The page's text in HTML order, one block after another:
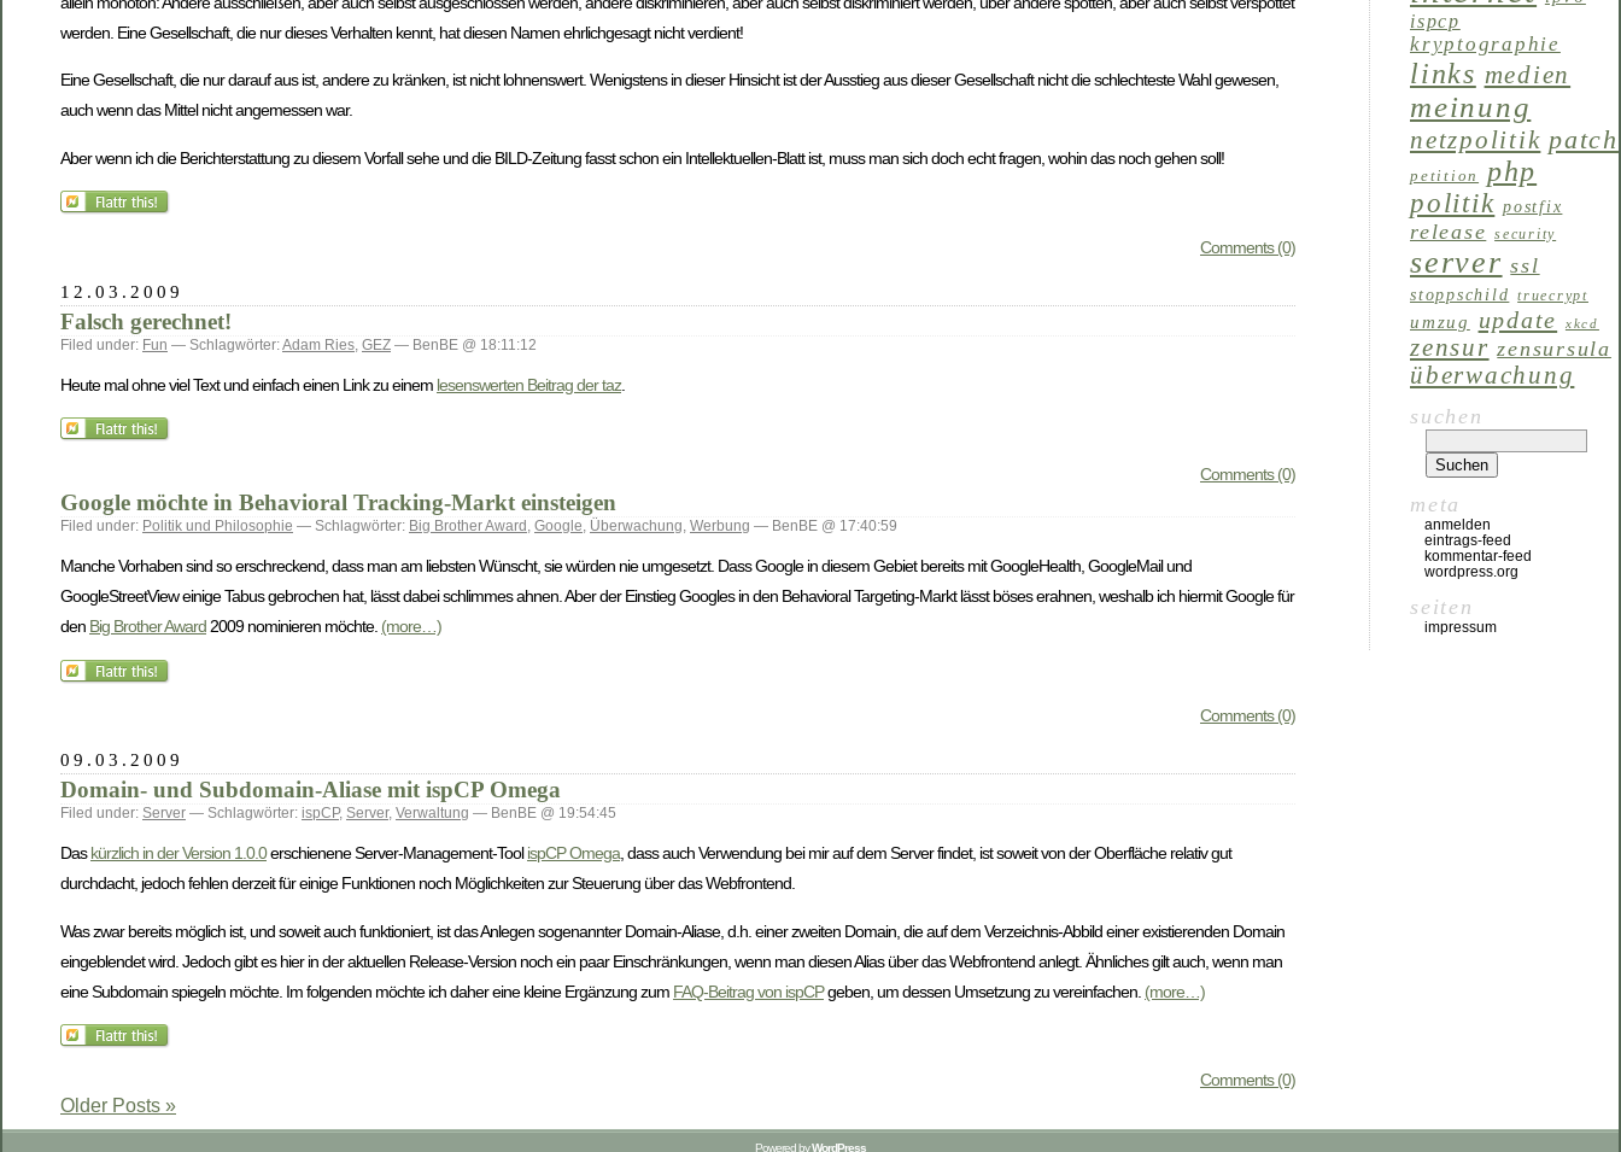
werden. Eine Gesellschaft, die nur dieses Verhalten kennt, hat diesen Namen ehrlichgesagt nicht verdient!
Eine Gesellschaft, die nur darauf aus ist, andere zu kränken, ist nicht lohnenswert. Wenigstens in dieser Hinsicht ist der Ausstieg aus dieser Gesellschaft nicht die schlechteste Wahl gewesen,
auch wenn das Mittel nicht angemessen war.
Aber wenn ich die Berichterstattung zu diesem Vorfall sehe und die BILD-Zeitung fasst schon ein Intellektuellen-Blatt ist, muss man sich doch echt fragen, wohin das noch gehen soll!
Comments (0)
12.03.2009
Falsch gerechnet!
Filed under: Fun — Schlagwörter:Adam Ries GEZ — BenBE @ 18:11:12
Heute mal ohne viel Text und einfach einen Link zu einem lesenswerten Beitrag der taz.
Comments (0)
Google möchte in Behavioral Tracking-Markt einsteigen
Filed under: Politik und Philosophie — Schlagwörter: Big Brother Award Google Überwachung Werbung — BenBE @ 17:40:59
Manche Vorhaben sind so erschreckend, dass man am liebsten Wünscht, sie würden nie umgesetzt. Dass Google in diesem Gebiet bereits mit GoogleHealth, GoogleMail und
GoogleStreetView einige Tabus gebrochen hat, lässt dabei schlimmes ahnen. Aber der Einstieg Googles in den Behavioral Targeting-Markt lässt böses erahnen, weshalb ich hiermit Google für
den Big Brother Award 2009 nominieren möchte. (more…)
Comments (0)
09.03.2009
Domain- und Subdomain-Aliase mit ispCP Omega
Filed under: Server — Schlagwörter: ispCP, Server, Verwaltung — BenBE @ 19:54:45
Daskürzlich in der Version 1.0.0erschienene Server-Management-ToolispCP Omega, dass auch Verwendung bei mir auf dem Server findet, ist soweit von der Oberfläche relativ gut
durchdacht, jedoch fehlen derzeit für einige Funktionen noch Möglichkeiten zur Steuerung über das Webfrontend.
Was zwar bereits möglich ist, und soweit auch funktioniert, ist das Anlegen sogenannter Domain-Aliase, d.h. einer zweiten Domain, die auf dem Verzeichnis-Abbild einer existierenden Domain
eingeblendet wird. Jedoch gibt es hier in der aktuellen Release-Version noch ein paar Einschränkungen, wenn man diesen Alias über das Webfrontend anlegt. Ähnliches gilt auch, wenn man
eine Subdomain spiegeln möchte. Im folgenden möchte ich daher eine kleine Ergänzung zum FAQ-Beitrag von ispCPgeben, um dessen Umsetzung zu vereinfachen. (more…)
Comments (0)
Older Posts »
ispcp
kryptographie
links medien
meinung
netzpolitik patch
petition php
politik postfix
release security
server ssl
stoppschild truecrypt
umzug update xkcd
zensur zensursula
überwachung
suchen
meta
anmelden
eintrags-feed
kommentar-feed
wordpress.org
seiten
impressum
Powered byWordPress